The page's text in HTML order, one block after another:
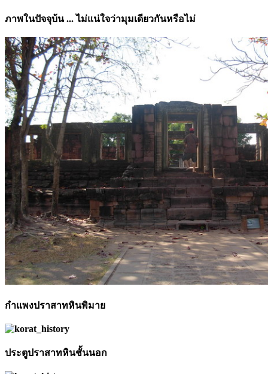
ภาพในปัจจุบ้น ... ไม่แน่ใจว่ามุมเดียวกันหรือไม่
กำแพงปราสาทหินพิมาย
ประตูปราสาทหินชั้นนอก